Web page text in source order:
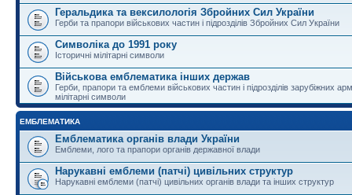
Геральдика та вексилологія Збройних Сил України
Герби та прапори військових частин і підрозділів Збройних Сил України
Символіка до 1991 року
Історичні мілітарні символи
Військова емблематика інших держав
Герби, прапори та емблеми військових частин і підрозділів зарубіжних
мілітарні символи
ЕМБЛЕМАТИКА
Емблематика органів влади України
Емблеми, лого та прапори органів державної влади
Нарукавні емблеми (патчі) цивільних структур
Нарукавні емблеми (патчі) цивільних органів влади та інших структур